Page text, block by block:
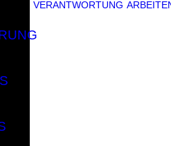
VERANTWORTUNG